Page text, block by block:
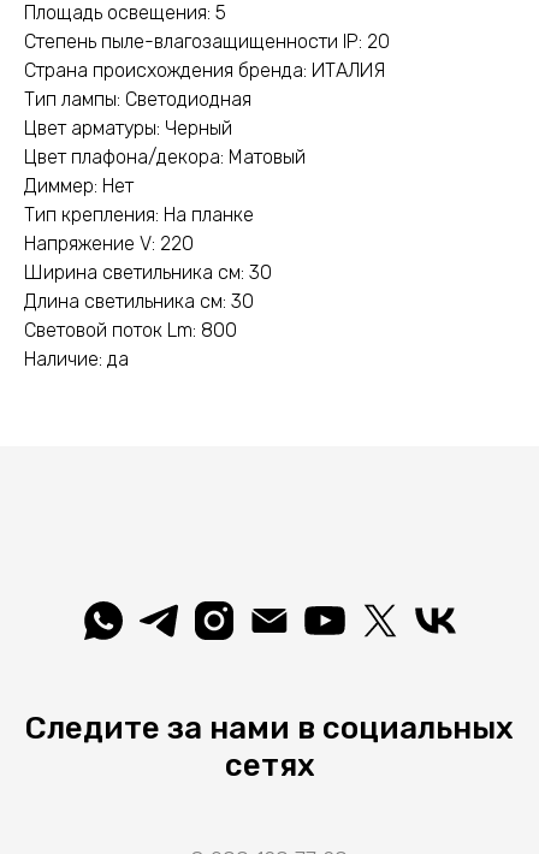
Площадь освещения: 5
Степень пыле-влагозащищенности IP: 20
Страна происхождения бренда: ИТАЛИЯ
Тип лампы: Светодиодная
Цвет арматуры: Черный
Цвет плафона/декора: Матовый
Диммер: Нет
Тип крепления: На планке
Напряжение V: 220
Ширина светильника см: 30
Длина светильника см: 30
Световой поток Lm: 800
Наличие: да
Следите за нами в социальных
сетях